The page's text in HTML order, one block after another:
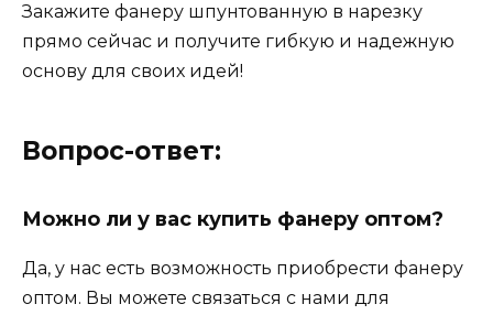
Закажите фанеру шпунтованную в нарезку
прямо сейчас и получите гибкую и надежную
основу для своих идей!
Вопрос-ответ:
Можно ли у вас купить фанеру оптом?
Да, у нас есть возможность приобрести фанеру
оптом. Вы можете связаться с нами для